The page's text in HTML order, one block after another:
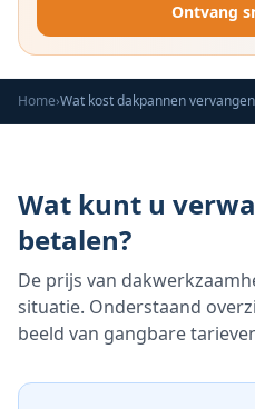
Ontvang
Home›Wat kost dakpannen
Wat kunt u
betalen?
De prijs van
situatie. Onderstaand
beeld van gangbare